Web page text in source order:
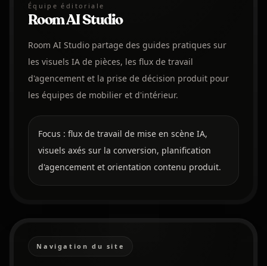
Équipe éditoriale
Room AI Studio
Room AI Studio partage des guides pratiques sur
les visuels IA de pièces, les flux de travail
d'agencement et la prise de décision produit pour
les équipes de mobilier et d'intérieur.
Focus : flux de travail de mise en scène IA,
visuels axés sur la conversion, planification
d'agencement et orientation contenu produit.
Navigation du site